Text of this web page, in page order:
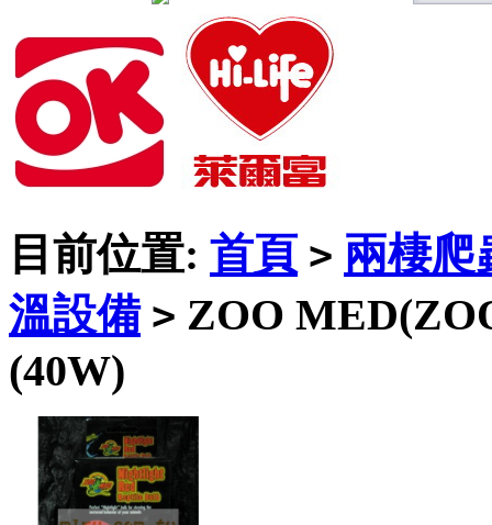
目前位置: 首頁 > 兩棲爬
溫設備 > ZOO
(40W)